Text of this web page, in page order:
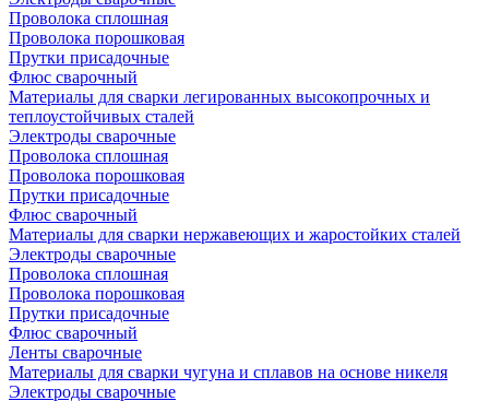
Проволока сплошная
Проволока порошковая
Прутки присадочные
Флюс сварочный
Материалы для сварки легированных высокопрочных и
теплоустойчивых сталей
Электроды сварочные
Проволока сплошная
Проволока порошковая
Прутки присадочные
Флюс сварочный
Материалы для сварки нержавеющих и жаростойких сталей
Электроды сварочные
Проволока сплошная
Проволока порошковая
Прутки присадочные
Флюс сварочный
Ленты сварочные
Материалы для сварки чугуна и сплавов на основе никеля
Электроды сварочные